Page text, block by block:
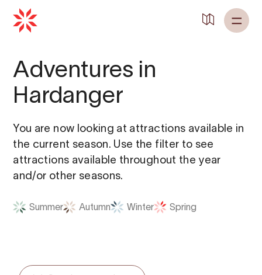
Adventures in
Hardanger
You are now looking at attractions available in
the current season. Use the filter to see
attractions available throughout the year
and/or other seasons.
Summer Autumn Winter Spring